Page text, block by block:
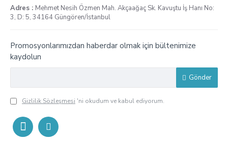
Adres : Mehmet Nesih Özmen Mah. Akçaağaç Sk. Kavuştu İş Hanı No:
3, D: 5, 34164 Güngören/İstanbul
Promosyonlarımızdan haberdar olmak için bültenimize
kaydolun
Gönder
Gizlilik Sözleşmesi 'ni okudum ve kabul ediyorum.